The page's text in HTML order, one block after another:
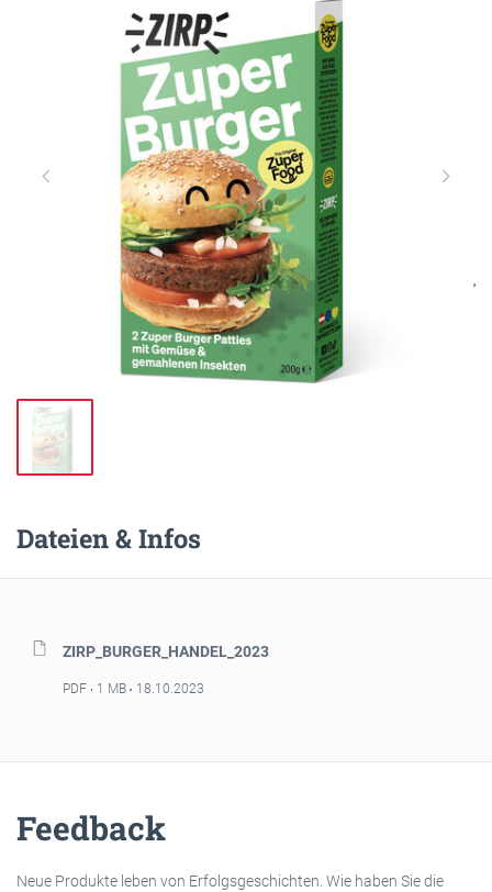
Dateien & Infos
ZIRP_BURGER_HANDEL_2023
PDF 1 MB 18.10.2023
Feedback
Neue Produkte leben von Erfolgsgeschichten. Wie haben Sie die